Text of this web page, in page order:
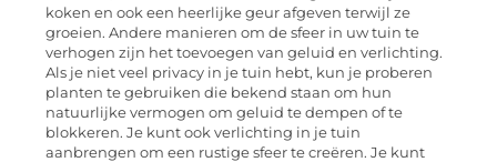
koken en ook een heerlijke geur afgeven terwijl ze
groeien. Andere manieren om de sfeer in uw tuin te
verhogen zijn het toevoegen van geluid en verlichting.
Als je niet veel privacy in je tuin hebt, kun je proberen
planten te gebruiken die bekend staan om hun
natuurlijke vermogen om geluid te dempen of te
blokkeren. Je kunt ook verlichting in je tuin
aanbrengen om een rustige sfeer te creëren. Je kunt